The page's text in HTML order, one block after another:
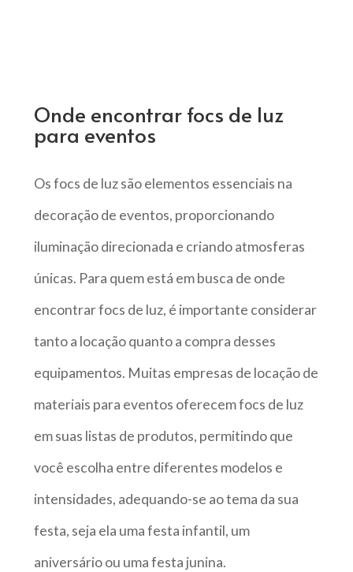
Onde encontrar focs de luz
para eventos
Os focs de luz são elementos essenciais na
decoração de eventos, proporcionando
iluminação direcionada e criando atmosferas
únicas. Para quem está em busca de onde
encontrar focs de luz, é importante considerar
tanto a locação quanto a compra desses
equipamentos. Muitas empresas de locação de
materiais para eventos oferecem focs de luz
em suas listas de produtos, permitindo que
você escolha entre diferentes modelos e
intensidades, adequando-se ao tema da sua
festa, seja ela uma festa infantil, um
aniversário ou uma festa junina.